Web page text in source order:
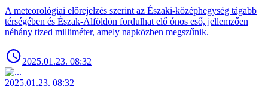
A meteorológiai előrejelzés szerint az Északi-középhegység tágabb
térségében és Észak-Alföldön fordulhat elő ónos eső, jellemzően
néhány tized milliméter, amely napközben megszűnik.
2025.01.23. 08:32
2025.01.23. 08:32